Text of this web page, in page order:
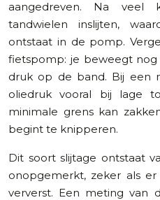
aangedreven. Na veel
tandwielen inslijten,
ontstaat in de pomp.
fietspomp: je beweegt
druk op de band. Bij een
oliedruk vooral bij lage
minimale grens kan
begint te knipperen.
Dit soort slijtage ontstaat
onopgemerkt, zeker als
ververst. Een meting van